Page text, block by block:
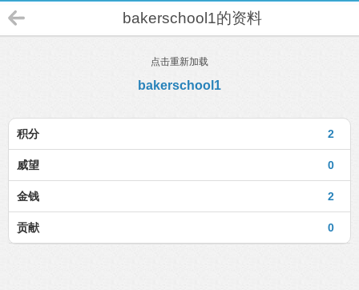
bakerschool1的资料
点击重新加载
bakerschool1
2
积分
0
威望
2
金钱
0
贡献